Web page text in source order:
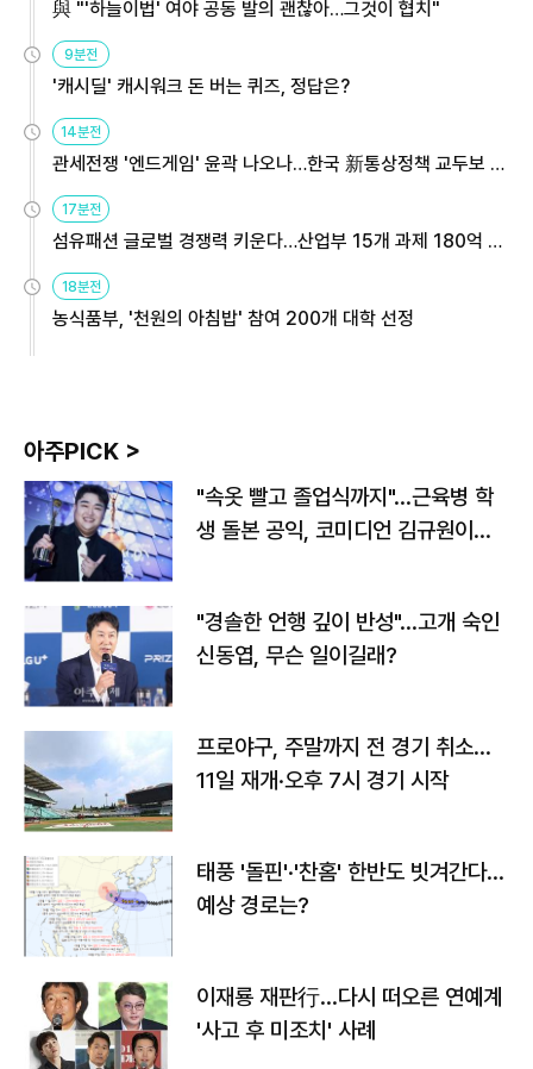
與 "'하늘이법' 여야 공동 발의 괜찮아…그것이 협치"
9분전
'캐시딜' 캐시워크 돈 버는 퀴즈, 정답은?
14분전
관세전쟁 '엔드게임' 윤곽 나오나…한국 新통상정책 교두보 활
용해야
17분전
섬유패션 글로벌 경쟁력 키운다…산업부 15개 과제 180억 지
원
18분전
농식품부, '천원의 아침밥' 참여 200개 대학 선정
아주PICK >
"속옷 빨고 졸업식까지"…근육병 학
생 돌본 공익, 코미디언 김규원이었
"경솔한 언행 깊이 반성"…고개 숙인
신동엽, 무슨 일이길래?
프로야구, 주말까지 전 경기 취소…
11일 재개·오후 7시 경기 시작
태풍 '돌핀'·'찬홈' 한반도 빗겨간다…
예상 경로는?
이재룡 재판行…다시 떠오른 연예계
'사고 후 미조치' 사례